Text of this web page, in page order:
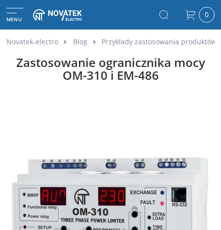
MENU 0
Novatek-electro Blog Przykłady zastosowania produktów
Zastosowanie ogranicznika mocy
OM-310 i EM-486